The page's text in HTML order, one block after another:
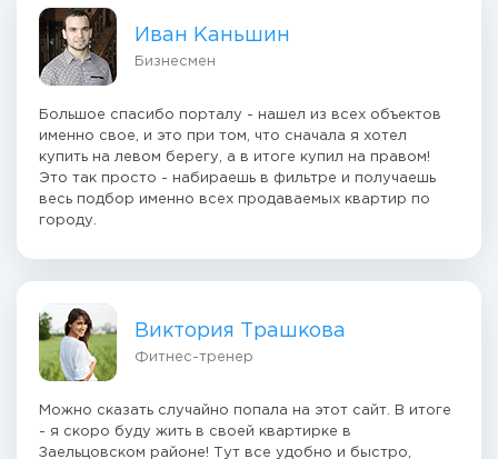
Иван Каньшин
Бизнесмен
Большое спасибо порталу - нашел из всех объектов
именно свое, и это при том, что сначала я хотел
купить на левом берегу, а в итоге купил на правом!
Это так просто - набираешь в фильтре и получаешь
весь подбор именно всех продаваемых квартир по
городу.
Виктория Трашкова
Фитнес-тренер
Можно сказать случайно попала на этот сайт. В итоге
- я скоро буду жить в своей квартирке в
Заельцовском районе! Тут все удобно и быстро,